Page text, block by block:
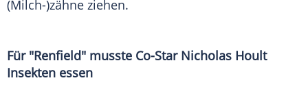
(Milch-)zähne ziehen.
Für "Renfield" musste Co-Star Nicholas Hoult
Insekten essen